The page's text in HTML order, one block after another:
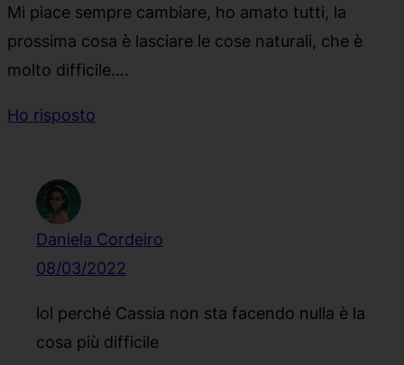
Mi piace sempre cambiare, ho amato tutti, la
prossima cosa è lasciare le cose naturali, che è
molto difficile….
Ho risposto
Daniela Cordeiro
08/03/2022
lol perché Cassia non sta facendo nulla è la
cosa più difficile